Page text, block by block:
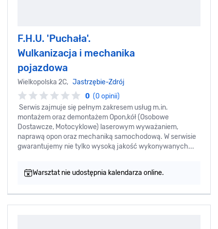
F.H.U. 'Puchała'.
Wulkanizacja i mechanika
pojazdowa
Wielkopolska 2C, Jastrzębie-Zdrój
0 (0 opinii)
Serwis zajmuje się pełnym zakresem usług m.in.
montażem oraz demontażem Opon,kół (Osobowe
Dostawcze, Motocyklowe) laserowym wyważaniem,
naprawą opon oraz mechaniką samochodową. W serwisie
gwarantujemy nie tylko wysoką jakość wykonywanych...
Warsztat nie udostępnia kalendarza online.